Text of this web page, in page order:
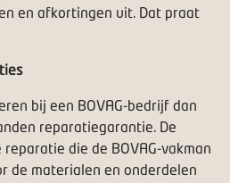
en afkortingen uit. Dat praat
bij een BOVAG-bedrijf dan
reparatiegarantie. De
die de BOVAG-vakman
de materialen en onderdelen